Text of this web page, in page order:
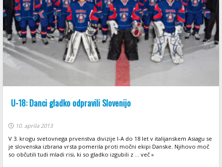
U-18: Danci gladko odpravili Slovenijo
10. aprila 2013
V 3. krogu svetovnega prvenstva divizije I-A do 18 let v italijanskem Asiagu se
je slovenska izbrana vrsta pomerila proti močni ekipi Danske. Njihovo moč
so občutili tudi mladi risi, ki so gladko izgubili z ... več »